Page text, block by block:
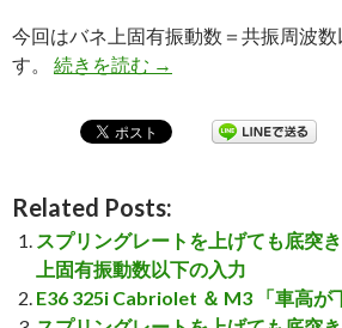
今回はバネ上固有振動数＝共振周波数
す。 続きを読む スプリングレートを
→
Related Posts:
スプリングレートを上げても底
上固有振動数以下の入力
E36 325i Cabriolet ＆ M3 「車高が